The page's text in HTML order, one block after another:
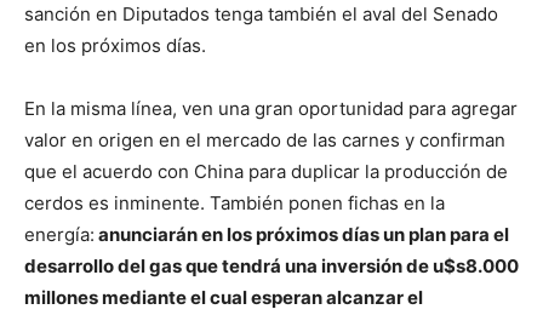
sanción en Diputados tenga también el aval del Senado
en los próximos días.
En la misma línea, ven una gran oportunidad para agregar
valor en origen en el mercado de las carnes y confirman
que el acuerdo con China para duplicar la producción de
cerdos es inminente. También ponen fichas en la
energía: anunciarán en los próximos días un plan para el
desarrollo del gas que tendrá una inversión de u$s8.000
millones mediante el cual esperan alcanzar el